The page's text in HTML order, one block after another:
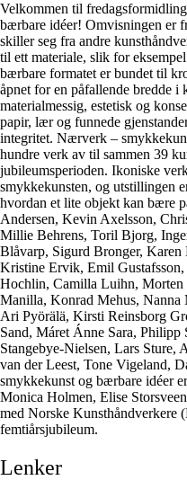
Velkommen til
bærbare idéer! Omvisningen er
skiller seg fra andre
til ett materiale, slik for
bærbare formatet er bundet til
åpnet for en påfallende bredde i
materialmessig, estetisk og
papir, lær og funnede
integritet. Nærverk –
hundre verk av til sammen 39
jubileumsperioden. Ikoniske
smykkekunsten, og utstillingen
hvordan et lite objekt kan bære
Andersen, Kevin Axelsson,
Millie Behrens, Toril Bjorg,
Blåvarp, Sigurd Bronger,
Kristine Ervik, Emil
Hochlin, Camilla Luihn, Morten
Manilla, Konrad Mehus, Nanna
Ari Pyörälä, Kirsti Reinsborg
Sand, Máret Ánne Sara,
Stangebye-Nielsen, Lars Sture,
van der Leest, Tone Vigeland,
smykkekunst og bærbare idéer
Monica Holmen, Elise
med Norske
femtiårsjubileum.
Lenker